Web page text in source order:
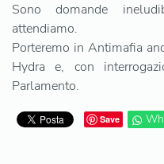
Sono domande
attendiamo.
Porteremo in Antimafia
Hydra e, con
Parlamento.
Save